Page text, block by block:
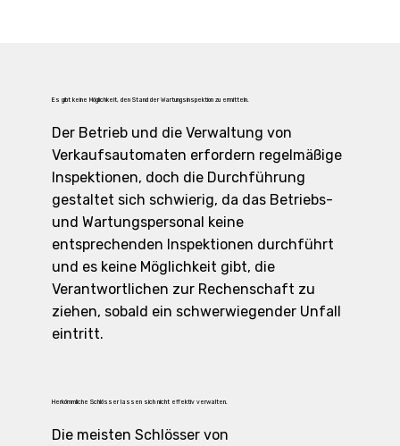
Es gibt keine Möglichkeit, den Stand der Wartungsinspektion zu ermitteln.
Der Betrieb und die Verwaltung von
Verkaufsautomaten erfordern regelmäßige
Inspektionen, doch die Durchführung
gestaltet sich schwierig, da das Betriebs-
und Wartungspersonal keine
entsprechenden Inspektionen durchführt
und es keine Möglichkeit gibt, die
Verantwortlichen zur Rechenschaft zu
ziehen, sobald ein schwerwiegender Unfall
eintritt.
Herkömmliche Schlösser lassen sich nicht effektiv verwalten.
Die meisten Schlösser von